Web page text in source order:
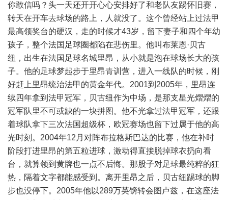
你敢信吗？头一天还开开心心安排好了和老队友踢怀旧赛，
转天在开车去球场的路上，人就没了。这个曾经站上过法甲
最高领奖台的硬汉，走的时候才43岁，留下妻子和四个年幼
孩子，整个法国足球圈都陷在悲伤里。他叫布莱恩·贝古
纽，出生在法国足球名城里昂，从小就是泡在球场长大的孩
子。他的足球梦起步于里昂青训营，进入一线队的时候，刚
好赶上里昂统治法甲的黄金年代。2001到2005年，里昂连
续四年拿到法甲冠军，贝古纽作为中场，是那支星光熠熠的
冠军队里不可或缺的一块拼图。他不光拿过法甲冠军，还跟
着球队拿下三次法国超级杯，欧冠赛场也留下过属于他的高
光时刻。2004年12月对阵布拉格斯巴达的比赛，他在补时
阶段打进里昂的第五粒进球，激动得直接脱掉球衣扔向看
台，就算领到黄牌也一点不后悔。那股子对足球最纯粹的狂
热，隔着文字都能感受到。离开里昂之后，贝古纽踢球的脚
步也没停下。2005年他以289万英镑转会图卢兹，在这座法